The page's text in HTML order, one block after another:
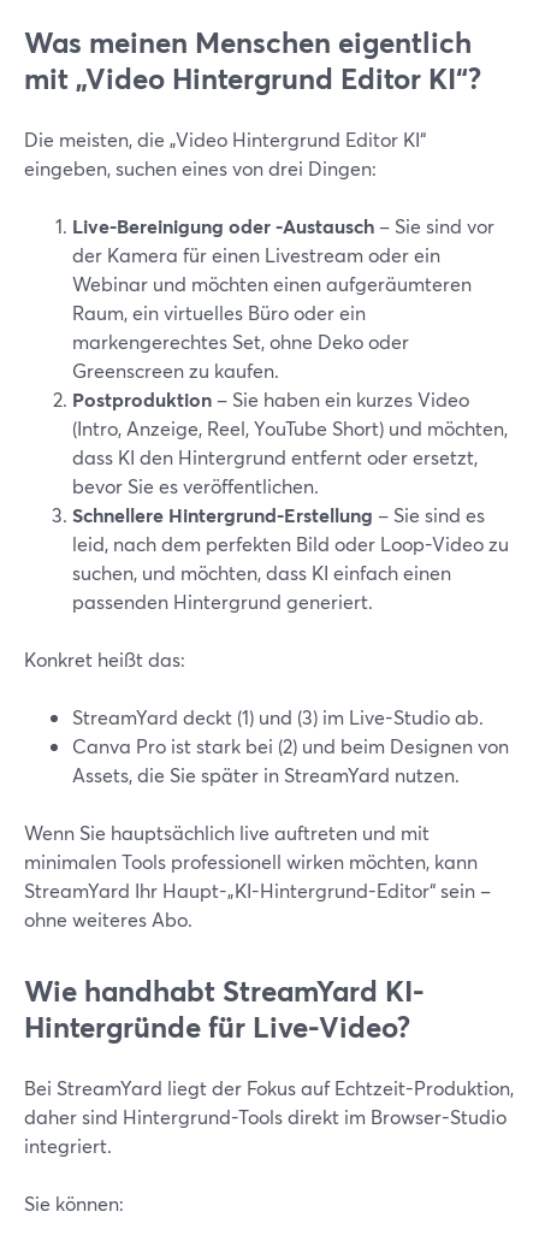
Was meinen Menschen eigentlich
mit „Video Hintergrund Editor KI“?
Die meisten, die „Video Hintergrund Editor KI“
eingeben, suchen eines von drei Dingen:
Live-Bereinigung oder -Austausch – Sie sind vor
der Kamera für einen Livestream oder ein
Webinar und möchten einen aufgeräumteren
Raum, ein virtuelles Büro oder ein
markengerechtes Set, ohne Deko oder
Greenscreen zu kaufen.
Postproduktion – Sie haben ein kurzes Video
(Intro, Anzeige, Reel, YouTube Short) und möchten,
dass KI den Hintergrund entfernt oder ersetzt,
bevor Sie es veröffentlichen.
Schnellere Hintergrund-Erstellung – Sie sind es
leid, nach dem perfekten Bild oder Loop-Video zu
suchen, und möchten, dass KI einfach einen
passenden Hintergrund generiert.
Konkret heißt das:
StreamYard deckt (1) und (3) im Live-Studio ab.
Canva Pro ist stark bei (2) und beim Designen von
Assets, die Sie später in StreamYard nutzen.
Wenn Sie hauptsächlich live auftreten und mit
minimalen Tools professionell wirken möchten, kann
StreamYard Ihr Haupt-„KI-Hintergrund-Editor“ sein –
ohne weiteres Abo.
Wie handhabt StreamYard KI-
Hintergründe für Live-Video?
Bei StreamYard liegt der Fokus auf Echtzeit-Produktion,
daher sind Hintergrund-Tools direkt im Browser-Studio
integriert.
Sie können: